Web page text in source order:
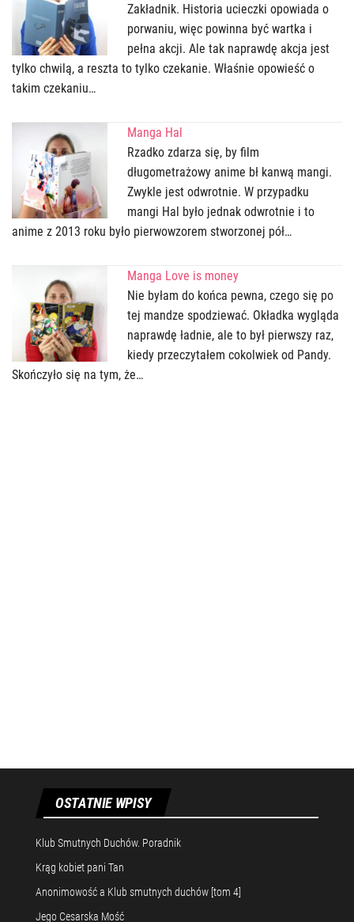
Zakładnik. Historia ucieczki opowiada o
porwaniu, więc powinna być wartka i
pełna akcji. Ale tak naprawdę akcja jest
tylko chwilą, a reszta to tylko czekanie. Właśnie opowieść o
takim czekaniu…
Manga Hal
Rzadko zdarza się, by film
długometrażowy anime bł kanwą mangi.
Zwykle jest odwrotnie. W przypadku
mangi Hal było jednak odwrotnie i to
anime z 2013 roku było pierwowzorem stworzonej pół…
Manga Love is money
Nie byłam do końca pewna, czego się po
tej mandze spodziewać. Okładka wygląda
naprawdę ładnie, ale to był pierwszy raz,
kiedy przeczytałem cokolwiek od Pandy.
Skończyło się na tym, że…
OSTATNIE WPISY
Klub Smutnych Duchów. Poradnik
Krąg kobiet pani Tan
Anonimowość a Klub smutnych duchów [tom 4]
Jego Cesarska Mość